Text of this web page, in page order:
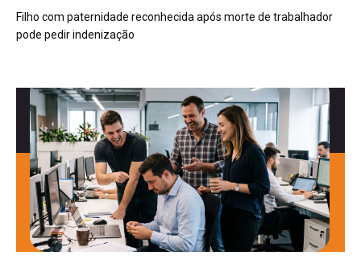
Filho com paternidade reconhecida após morte de trabalhador
pode pedir indenização